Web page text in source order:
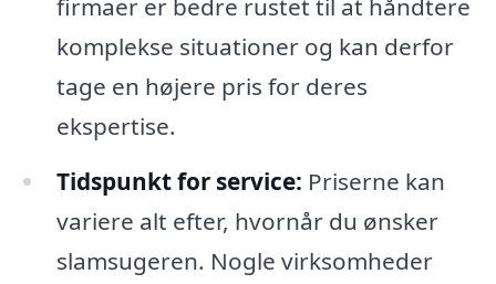
firmaer er bedre rustet til at håndtere
komplekse situationer og kan derfor
tage en højere pris for deres
ekspertise.
Tidspunkt for service: Priserne kan
variere alt efter, hvornår du ønsker
slamsugeren. Nogle virksomheder